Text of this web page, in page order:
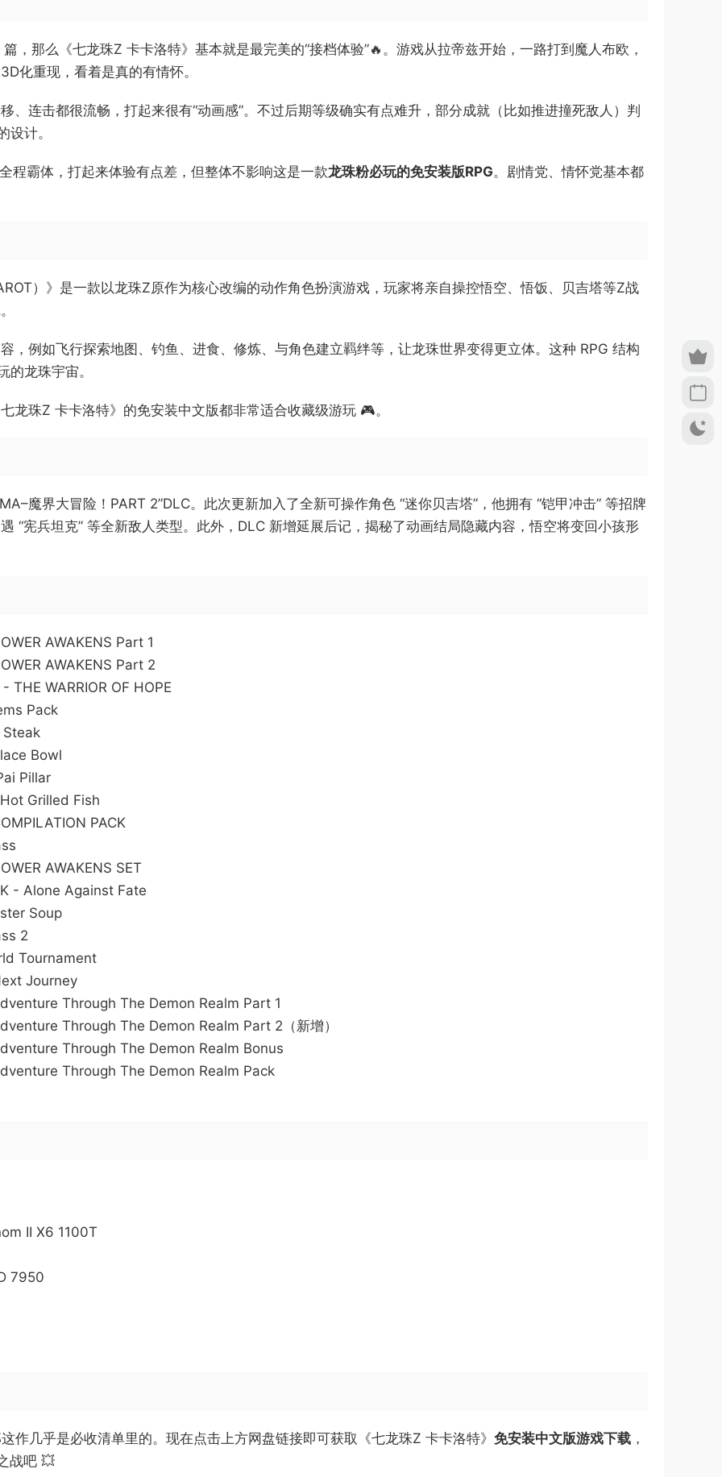
，那么《七龙珠Z 卡卡洛特》基本就是最完美的“接档体验”🔥。游戏从拉帝兹开始，一路打到魔人布欧，
化重现，看着是真的有情怀。
、连击都很流畅，打起来很有“动画感”。不过后期等级确实有点难升，部分成就（比如推进撞死敌人）判
设计。
程霸体，打起来体验有点差，但整体不影响这是一款龙珠粉必玩的免安装版RPG。剧情党、情怀党基本都
）》是一款以龙珠Z原作为核心改编的动作角色扮演游戏，玩家将亲自操控悟空、悟饭、贝吉塔等Z战
，例如飞行探索地图、钓鱼、进食、修炼、与角色建立羁绊等，让龙珠世界变得更立体。这种 RPG 结构
的龙珠宇宙。
龙珠Z 卡卡洛特》的免安装中文版都非常适合收藏级游玩 🎮。
魔界大冒险！PART 2”DLC。此次更新加入了全新可操作角色 “迷你贝吉塔”，他拥有 “铠甲冲击” 等招牌
“宪兵坦克” 等全新敌人类型。此外，DLC 新增延展后记，揭秘了动画结局隐藏内容，悟空将变回小孩形
AWAKENS Part 1
AWAKENS Part 2
THE WARRIOR OF HOPE
Pack
Steak
Bowl
Pillar
Grilled Fish
PACK
AWAKENS SET
- Alone Against Fate
Soup
2
Tournament
Journey
Through The Demon Realm Part 1
Through The Demon Realm Part 2（新增）
Through The Demon Realm Bonus
Through The Demon Realm Pack
II X6 1100T
7950
作几乎是必收清单里的。现在点击上方网盘链接即可获取《七龙珠Z 卡卡洛特》 免安装中文版游戏下载 ，
战吧 💥